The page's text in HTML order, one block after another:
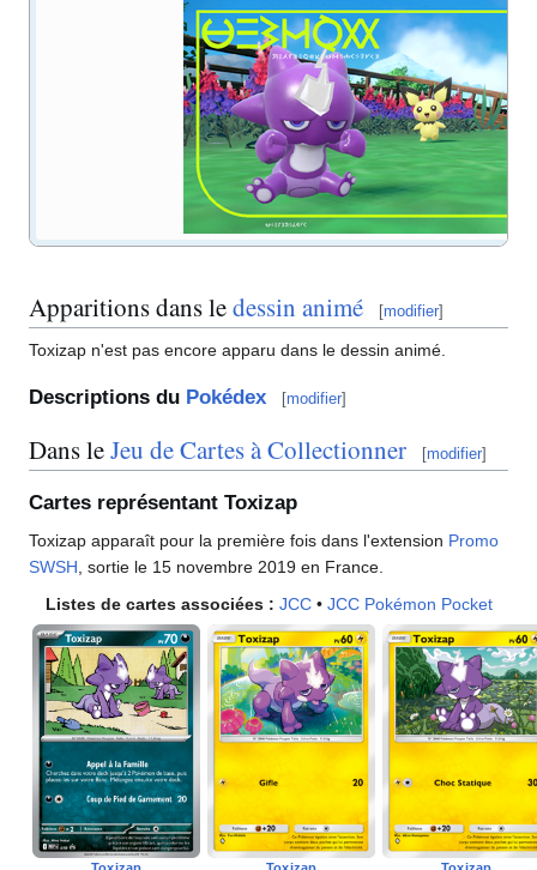
Apparitions dans ledessin animé [modifier]
Toxizap n'est pas encore apparu dans le dessin animé.
Descriptions du Pokédex [modifier]
Dans leJeu de Cartes à Collectionner [modifier]
Cartes représentant Toxizap
Toxizap apparaît pour la première fois dans l'extension Promo
SWSH , sortie le 15 novembre 2019 en France.
Listes de cartes associées : JCC• JCC Pokémon Pocket